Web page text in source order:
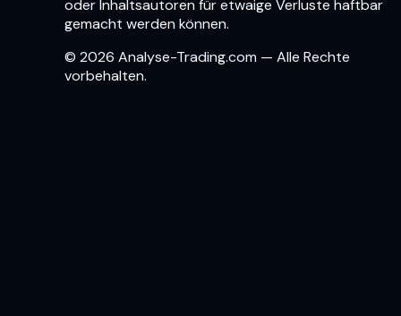
oder Inhaltsautoren für etwaige Verluste haftbar
gemacht werden können.
© 2026 Analyse-Trading.com — Alle Rechte
vorbehalten.